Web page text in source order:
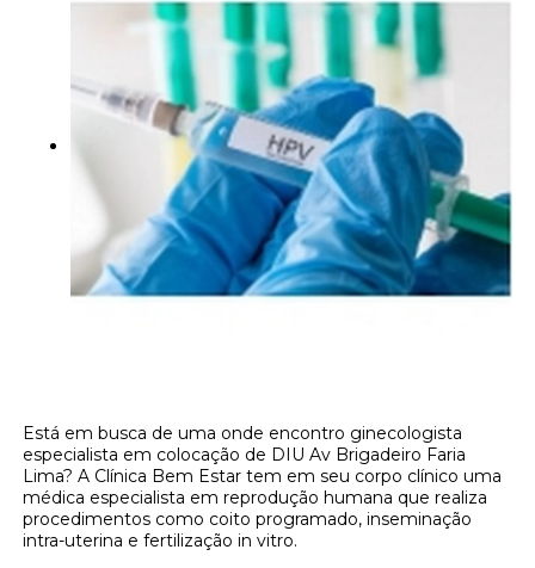
Está em busca de uma onde encontro ginecologista
especialista em colocação de DIU Av Brigadeiro Faria
Lima? A Clínica Bem Estar tem em seu corpo clínico uma
médica especialista em reprodução humana que realiza
procedimentos como coito programado, inseminação
intra-uterina e fertilização in vitro.